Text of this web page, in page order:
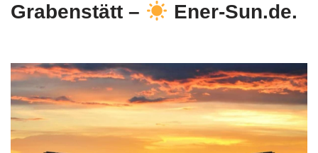
Grabenstätt –
Ener-Sun.de.